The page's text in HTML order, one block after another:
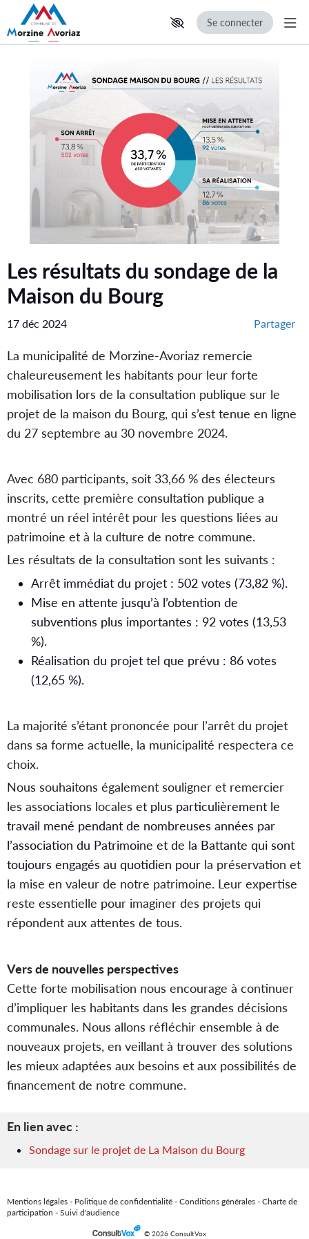
Se connecter
Les résultats du sondage de la
Maison du Bourg
17 déc 2024 Partager
La municipalité de Morzine-Avoriaz remercie
chaleureusement les habitants pour leur forte
mobilisation lors de la consultation publique sur le
projet de la maison du Bourg, qui s’est tenue en ligne
du 27 septembre au 30 novembre 2024.
Avec 680 participants, soit 33,66 % des électeurs
inscrits, cette première consultation publique a
montré un réel intérêt pour les questions liées au
patrimoine et à la culture de notre commune.
Les résultats de la consultation sont les suivants :
Arrêt immédiat du projet : 502 votes (73,82 %).
Mise en attente jusqu’à l’obtention de
subventions plus importantes : 92 votes (13,53
%).
Réalisation du projet tel que prévu : 86 votes
(12,65 %).
La majorité s’étant prononcée pour l’arrêt du projet
dans sa forme actuelle, la municipalité respectera ce
choix.
Nous souhaitons également souligner et remercier
les associations locales et plus particulièrement le
travail mené pendant de nombreuses années par
l’association du Patrimoine et de la Battante qui sont
toujours engagés au quotidien pour la préservation et
la mise en valeur de notre patrimoine. Leur expertise
reste essentielle pour imaginer des projets qui
répondent aux attentes de tous.
Vers de nouvelles perspectives
Cette forte mobilisation nous encourage à continuer
d’impliquer les habitants dans les grandes décisions
communales. Nous allons réfléchir ensemble à de
nouveaux projets, en veillant à trouver des solutions
les mieux adaptées aux besoins et aux possibilités de
financement de notre commune.
En lien avec :
Sondage sur le projet de La Maison du Bourg
© 2026 ConsultVox
Mentions légales - Politique de confidentialité - Conditions générales - Charte de
participation - Suivi d'audience